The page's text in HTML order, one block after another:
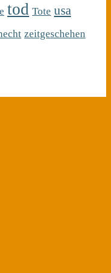
tod Tote usa
zeitgeschehen